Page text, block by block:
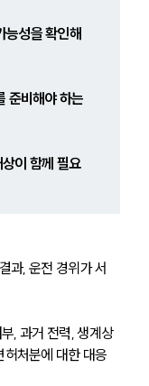
능성을 확인해
준비해야 하는
이 함께 필요
과, 운전 경위가 서
, 과거 전력, 생계상
처분에 대한 대응